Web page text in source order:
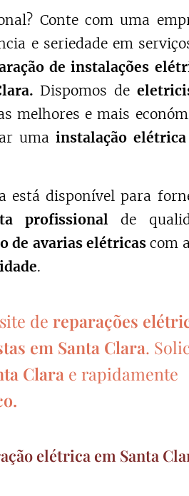
Conte com uma
e seriedade em
de instalações
Dispomos de
melhores e mais
umainstalação
está disponível para
profissional de
de avarias elétricascom
.
de reparações
em Santa Clara.
Clara e rapidamente
elétrica em Santa